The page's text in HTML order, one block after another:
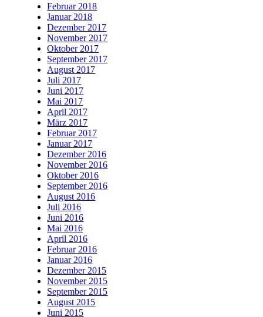
Februar 2018
Januar 2018
Dezember 2017
November 2017
Oktober 2017
September 2017
August 2017
Juli 2017
Juni 2017
Mai 2017
April 2017
März 2017
Februar 2017
Januar 2017
Dezember 2016
November 2016
Oktober 2016
September 2016
August 2016
Juli 2016
Juni 2016
Mai 2016
April 2016
Februar 2016
Januar 2016
Dezember 2015
November 2015
September 2015
August 2015
Juni 2015